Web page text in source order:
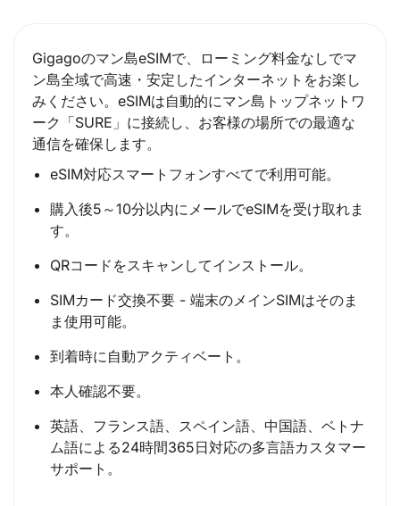
Gigagoのマン島eSIMで、ローミング料金なしでマ
ン島全域で高速・安定したインターネットをお楽し
みください。eSIMは自動的にマン島トップネットワ
ーク「SURE」に接続し、お客様の場所での最適な
通信を確保します。
eSIM対応スマートフォンすべてで利用可能。
購入後5～10分以内にメールでeSIMを受け取れま
す。
QRコードをスキャンしてインストール。
SIMカード交換不要 - 端末のメインSIMはそのま
ま使用可能。
到着時に自動アクティベート。
本人確認不要。
英語、フランス語、スペイン語、中国語、ベトナ
ム語による24時間365日対応の多言語カスタマー
サポート。